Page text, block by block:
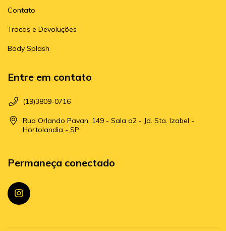
Contato
Trocas e Devoluções
Body Splash
Entre em contato
(19)3809-0716
Rua Orlando Pavan, 149 - Sala o2 - Jd. Sta. Izabel -
Hortolandia - SP
Permaneça conectado